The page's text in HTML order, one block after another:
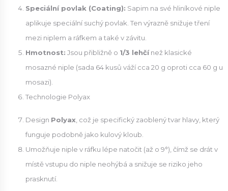
Speciální povlak (Coating): Sapim na své hliníkové niple
aplikuje speciální suchý povlak. Ten výrazně snižuje tření
mezi niplem a ráfkem a také v závitu.
Hmotnost: Jsou přibližně o 1/3 lehčínež klasické
mosazné niple (sada 64 kusů váží cca 20 g oproti cca 60 g u
mosazi).
Technologie Polyax
Design Polyax , což je specifický zaoblený tvar hlavy, který
funguje podobně jako kulový kloub.
Umožňuje niple v ráfku lépe natočit (až o 9°), čímž se drát v
místě vstupu do niple neohýbá a snižuje se riziko jeho
prasknutí.